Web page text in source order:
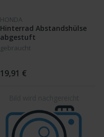
HONDA
Hinterrad Abstandshülse
abgestuft
gebraucht
19,91 €